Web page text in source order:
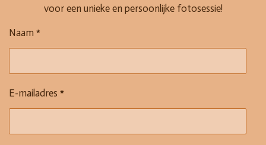
voor een unieke en persoonlijke fotosessie!
Naam *
E-mailadres *